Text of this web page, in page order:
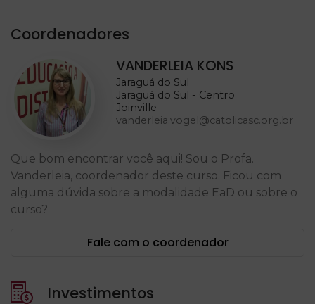
Coordenadores
VANDERLEIA KONS
Jaraguá do Sul
Jaraguá do Sul - Centro
Joinville
vanderleia.vogel@catolicasc.org.br
Que bom encontrar você aqui! Sou o Profa.
Vanderleia, coordenador deste curso. Ficou com
alguma dúvida sobre a modalidade EaD ou sobre o
curso?
Fale com o coordenador
Investimentos